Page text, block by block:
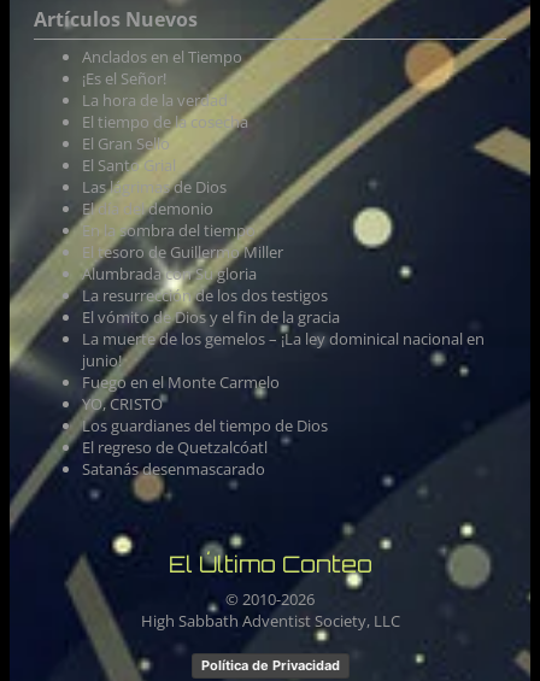
Artículos Nuevos
Anclados en el Tiempo
¡Es el Señor!
La hora de la verdad
El tiempo de la cosecha
El Gran Sello
El Santo Grial
Las lágrimas de Dios
El día del demonio
En la sombra del tiempo
El tesoro de Guillermo Miller
Alumbrada con Su gloria
La resurrección de los dos testigos
El vómito de Dios y el fin de la gracia
La muerte de los gemelos – ¡La ley dominical nacional en
junio!
Fuego en el Monte Carmelo
YO, CRISTO
Los guardianes del tiempo de Dios
El regreso de Quetzalcóatl
Satanás desenmascarado
El Último Conteo
© 2010-2026
High Sabbath Adventist Society, LLC
Política de Privacidad